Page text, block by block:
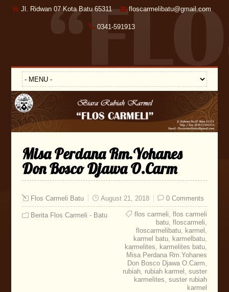
Jl. Ridwan 07 Kota Batu 65311 floscarmelibatu@gmail.com
0341-591913
Misa Perdana Rm.Yohanes
Don Bosco Djawa O.Carm
Flos Carmeli Batu August 21, 2018 0 Comments
Berita Flos Carmeli - Batu flos carmeli ,flos carmeli
batu ,floscarmeli
floscarmelibatu karmel
karmel batu karmelbatu
karmelites
karmelites batu
Misa Perdana Rm.Yohanes
Don Bosco Djawa O.Carm
rubiah rubiah karmel ,suster
karmelites ,suster rubiah
karmel